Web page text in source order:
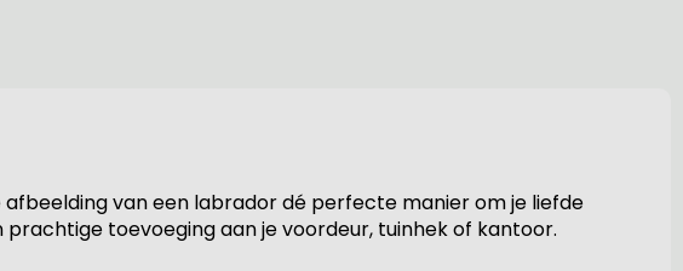
van een labrador dé perfecte manier om je liefde
toevoeging aan je voordeur, tuinhek of kantoor.